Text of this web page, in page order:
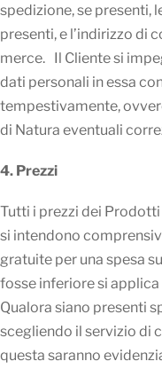
spedizione, se presenti,
presenti, e l’indirizzo di
merce. Il Cliente si
dati personali in essa
tempestivamente,
di Natura eventuali
4. Prezzi
Tutti i prezzi dei
si intendono
gratuite per una spesa
fosse inferiore si
Qualora siano presenti
scegliendo il servizio di
questa saranno